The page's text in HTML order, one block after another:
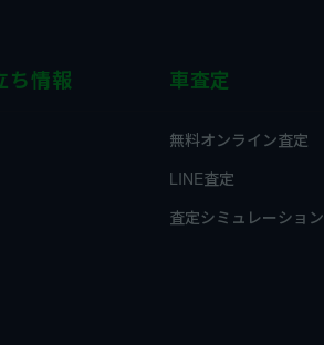
ち情報 車査定
無料オンライン査定
LINE査定
査定シミュレーション